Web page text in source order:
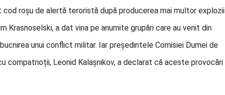
roșu de alertă teroristă după producerea mai multor explozii
Krasnoselski, a dat vina pe anumite grupări care au venit din
unui conflict militar. Iar președintele Comisiei Dumei de
compatrioții, Leonid Kalașnikov, a declarat că aceste provocări